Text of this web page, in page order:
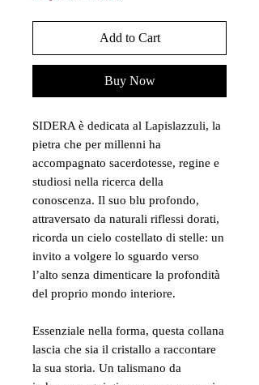
Add to Cart
Buy Now
SIDERA è dedicata al Lapislazzuli, la
pietra che per millenni ha
accompagnato sacerdotesse, regine e
studiosi nella ricerca della
conoscenza. Il suo blu profondo,
attraversato da naturali riflessi dorati,
ricorda un cielo costellato di stelle: un
invito a volgere lo sguardo verso
l’alto senza dimenticare la profondità
del proprio mondo interiore.
Essenziale nella forma, questa collana
lascia che sia il cristallo a raccontare
la sua storia. Un talismano da